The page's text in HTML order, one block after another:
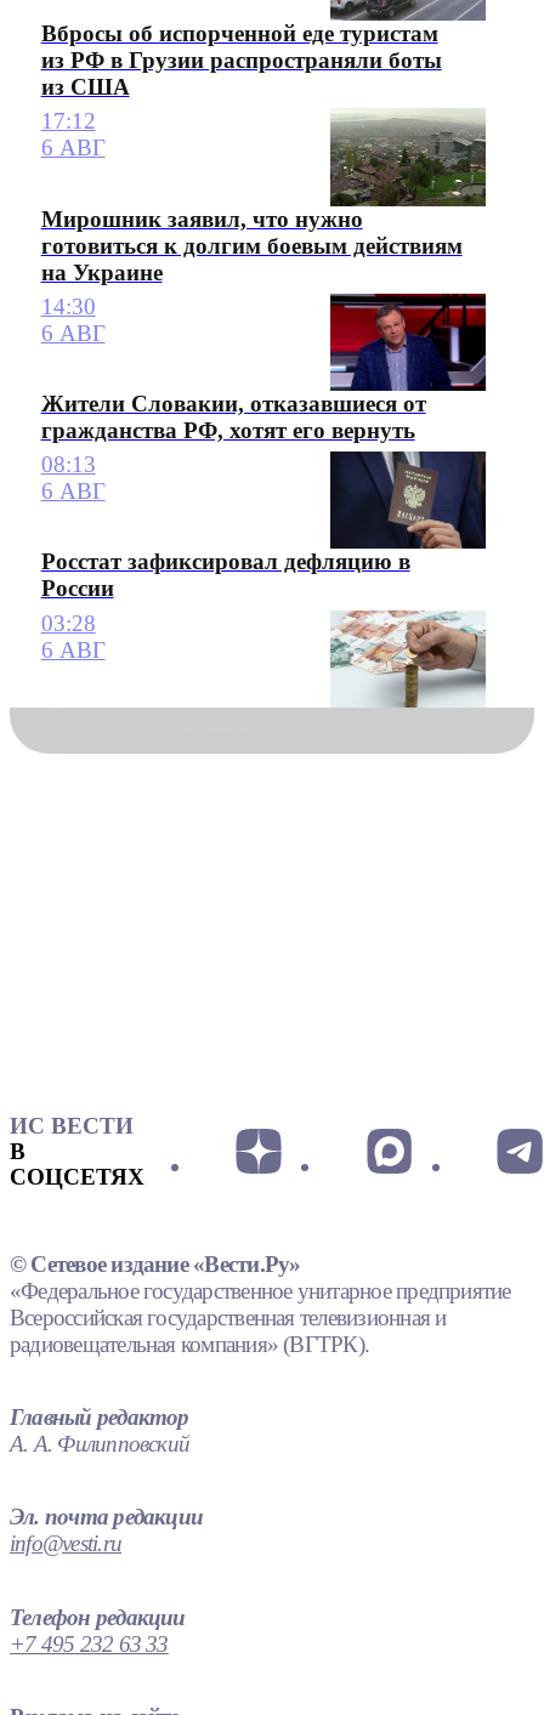
Вбросы об испорченной еде туристам
из РФ в Грузии распространяли боты
из США
17:12
6 АВГ
Мирошник заявил, что нужно
готовиться к долгим боевым действиям
на Украине
14:30
6 АВГ
Жители Словакии, отказавшиеся от
гражданства РФ, хотят его вернуть
08:13
6 АВГ
Росстат зафиксировал дефляцию в
России
03:28
6 АВГ
ИС ВЕСТИ
В
СОЦСЕТЯХ
© Сетевое издание «Вести.Ру»
«Федеральное государственное унитарное предприятие
Всероссийская государственная телевизионная и
радиовещательная компания» (ВГТРК).
Главный редактор
А. А. Филипповский
Эл. почта редакции
info@vesti.ru
Телефон редакции
+7 495 232 63 33